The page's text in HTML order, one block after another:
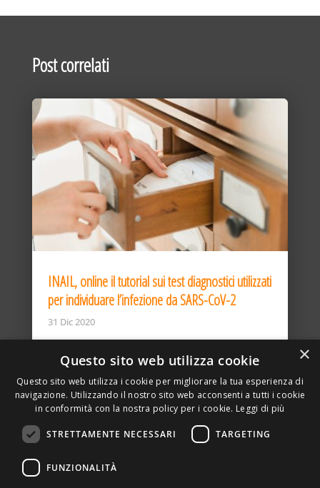
Post correlati
INAIL, online il tutorial sui test diagnostici utilizzati
per individuare l’infezione da SARS-CoV-2
31 Dic 2020
DELLA TORRE, 15 – 20127 – MILANO – P. IVA
×
Questo sito web utilizza cookie
Questo sito web utilizza i cookie per migliorare la tua esperienza di
navigazione. Utilizzando il nostro sito web acconsenti a tutti i cookie
in conformità con la nostra policy per i cookie. Leggi di più
STRETTAMENTE NECESSARI TARGETING
FUNZIONALITÀ